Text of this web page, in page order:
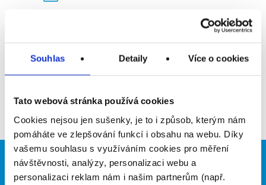
Souhlas Detaily Více o cookies
Tato webová stránka používá cookies
Cookies nejsou jen sušenky, je to i způsob, kterým nám
pomáháte ve zlepšování funkcí i obsahu na webu. Díky
vašemu souhlasu s využíváním cookies pro měření
návštěvnosti, analýzy, personalizaci webu a
personalizaci reklam nám i našim partnerům (např.
Přidat do oblíbených
Zpět
Brigádníci Firmy